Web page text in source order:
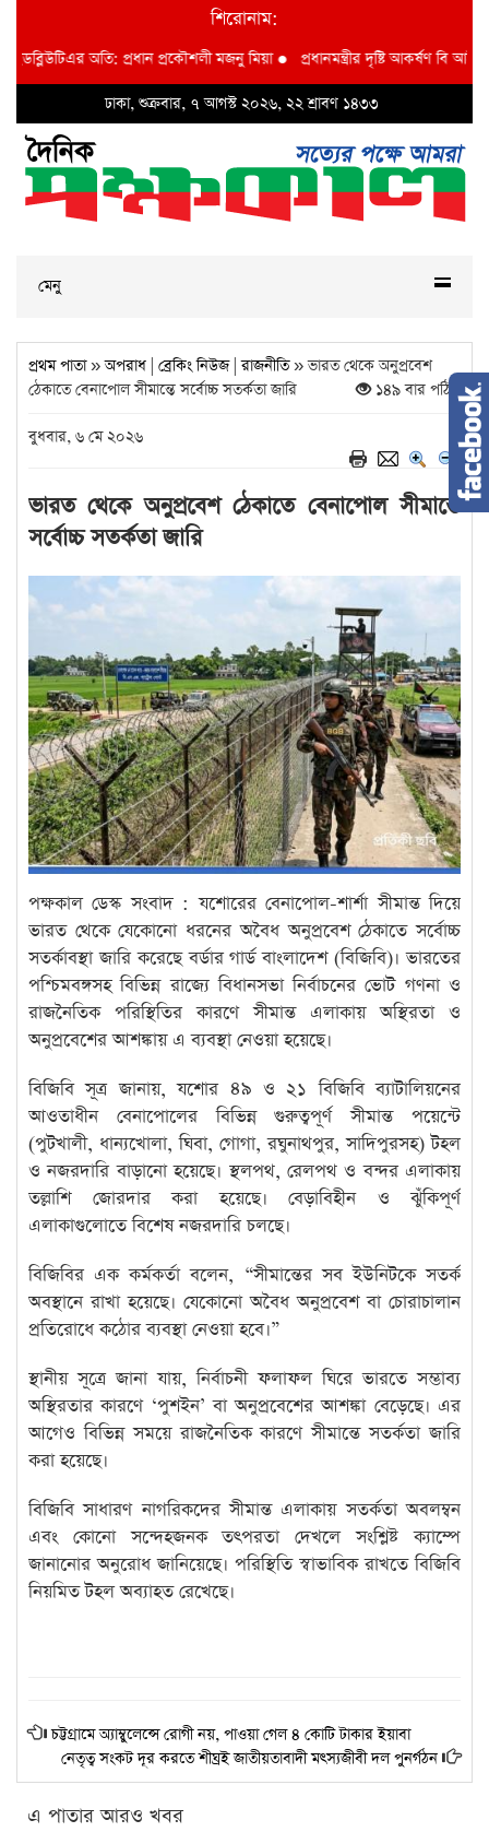
শিরোনাম:
অতি: প্রধান প্রকৌশলী মজনু মিয়া●প্রধানমন্ত্রীর দৃষ্টি আকর্ষণ বি আই
ঢাকা, শুক্রবার, ৭ আগস্ট ২০২৬, ২২ শ্রাবণ ১৪৩৩
মেনু
প্রথম পাতা»অপরাধ ব্রেকিং নিউজ|রাজনীতি» ভারত থেকে অনুপ্রবেশ
ঠেকাতে বেনাপোল সীমান্তে সর্বোচ্চ সতর্কতা জারি
১৪৯ বার পঠিত
বুধবার, ৬ মে ২০২৬
ভারত থেকে অনুপ্রবেশ ঠেকাতে বেনাপোল সীমান্তে
সর্বোচ্চ সতর্কতা জারি
পক্ষকাল ডেস্ক সংবাদ : যশোরের বেনাপোল-শার্শা সীমান্ত দিয়ে
ভারত থেকে যেকোনো ধরনের অবৈধ অনুপ্রবেশ ঠেকাতে সর্বোচ্চ
সতর্কাবস্থা জারি করেছে বর্ডার গার্ড বাংলাদেশ (বিজিবি)। ভারতের
পশ্চিমবঙ্গসহ বিভিন্ন রাজ্যে বিধানসভা নির্বাচনের ভোট গণনা ও
রাজনৈতিক পরিস্থিতির কারণে সীমান্ত এলাকায় অস্থিরতা ও
অনুপ্রবেশের আশঙ্কায় এ ব্যবস্থা নেওয়া হয়েছে।
বিজিবি সূত্র জানায়, যশোর ৪৯ ও ২১ বিজিবি ব্যাটালিয়নের
আওতাধীন বেনাপোলের বিভিন্ন গুরুত্বপূর্ণ সীমান্ত পয়েন্টে
(পুটখালী, ধান্যখোলা, ঘিবা, গোগা, রঘুনাথপুর, সাদিপুরসহ) টহল
ও নজরদারি বাড়ানো হয়েছে। স্থলপথ, রেলপথ ও বন্দর এলাকায়
তল্লাশি জোরদার করা হয়েছে। বেড়াবিহীন ও ঝুঁকিপূর্ণ
এলাকাগুলোতে বিশেষ নজরদারি চলছে।
বিজিবির এক কর্মকর্তা বলেন, “সীমান্তের সব ইউনিটকে সতর্ক
অবস্থানে রাখা হয়েছে। যেকোনো অবৈধ অনুপ্রবেশ বা চোরাচালান
প্রতিরোধে কঠোর ব্যবস্থা নেওয়া হবে।”
স্থানীয় সূত্রে জানা যায়, নির্বাচনী ফলাফল ঘিরে ভারতে সম্ভাব্য
অস্থিরতার কারণে ‘পুশইন’ বা অনুপ্রবেশের আশঙ্কা বেড়েছে। এর
আগেও বিভিন্ন সময়ে রাজনৈতিক কারণে সীমান্তে সতর্কতা জারি
করা হয়েছে।
বিজিবি সাধারণ নাগরিকদের সীমান্ত এলাকায় সতর্কতা অবলম্বন
এবং কোনো সন্দেহজনক তৎপরতা দেখলে সংশ্লিষ্ট ক্যাম্পে
জানানোর অনুরোধ জানিয়েছে। পরিস্থিতি স্বাভাবিক রাখতে বিজিবি
নিয়মিত টহল অব্যাহত রেখেছে।
চট্টগ্রামে অ্যাম্বুলেন্সে রোগী নয়, পাওয়া গেল ৪ কোটি টাকার ইয়াবা
নেতৃত্ব সংকট দূর করতে শীঘ্রই জাতীয়তাবাদী মৎস্যজীবী দল পুনর্গঠন
এ পাতার আরও খবর